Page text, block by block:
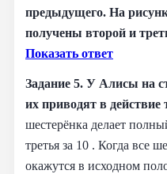
предыдущего. На
получены второй и
Показать ответ
Задание 5. У Алисы на
их приводят в действие
шестерёнка делает
третья за 10 . Когда все
окажутся в исходном